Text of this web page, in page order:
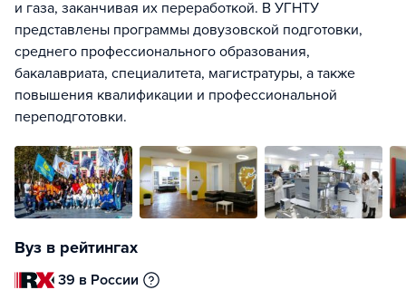
и газа, заканчивая их переработкой. В УГНТУ
представлены программы довузовской подготовки,
среднего профессионального образования,
бакалавриата, специалитета, магистратуры, а также
повышения квалификации и профессиональной
переподготовки.
Вуз в рейтингах
39 в России